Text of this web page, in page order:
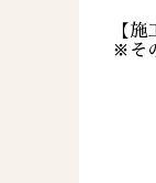
【
※そ